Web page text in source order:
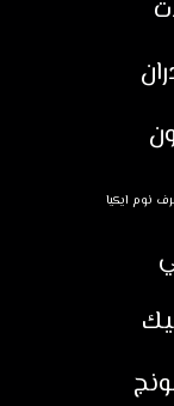
نوم ايكيا